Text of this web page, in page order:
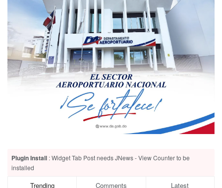
Plugin Install : Widget Tab Post needs JNews - View Counter to be
installed
Trending Comments Latest